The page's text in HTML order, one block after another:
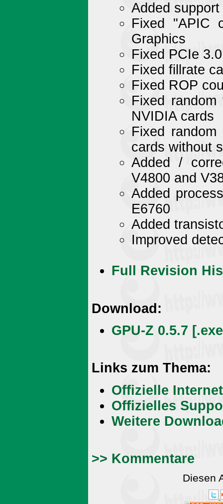
Added
Fixed "APIC
Graphics
Fixed PCIe
Fixed fillrate
Fixed ROP
Fixed
NVIDIA cards
Fixed
cards without
Added /
V4800 and
Added
E6760
Added
Improved
Full Revision
Download:
GPU-Z 0.5.7
Links zum Thema:
Offizielle
Offizielles
Weitere
>> Kommentare
Diesen